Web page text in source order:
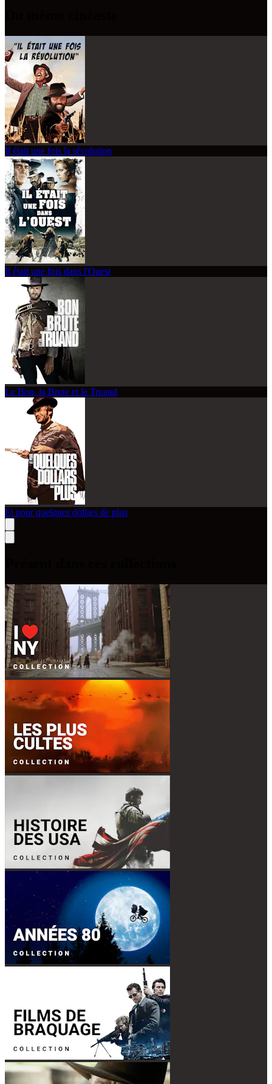
Il était une fois la révolution
Il était une fois dans l'Ouest
Le Bon, la Brute et le Truand
Et pour quelques dollars de plus